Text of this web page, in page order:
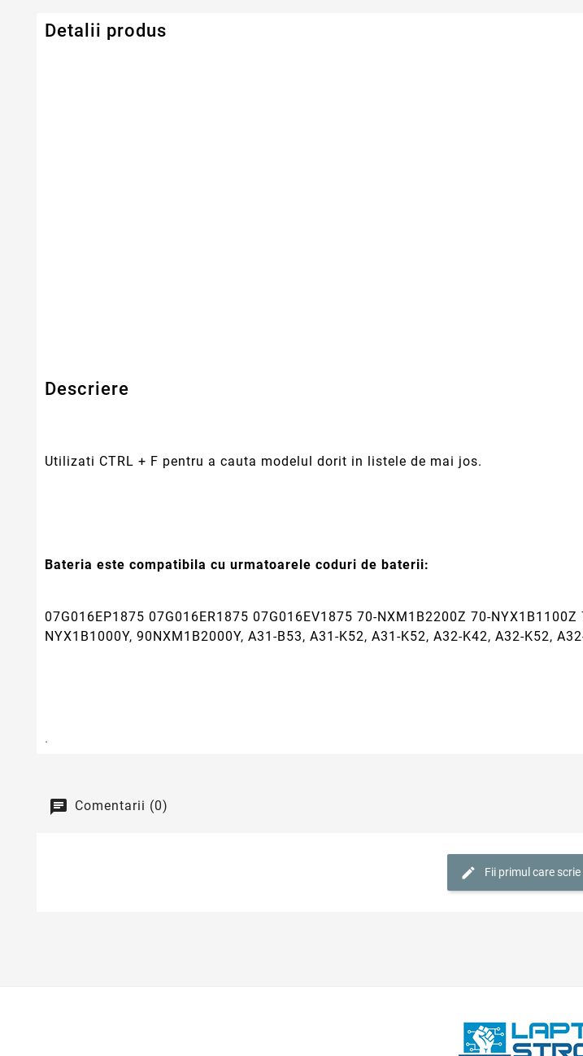
Detalii produs
Descriere
Utilizati CTRL + F pentru a cauta modelul dorit in listele de mai jos.
Bateria este compatibila cu urmatoarele coduri de baterii:
07G016EP1875 07G016ER1875 07G016EV1875 70-NXM1B2200Z 70-
NYX1B1000Y, 90NXM1B2000Y, A31-B53, A31-K52, A31-K52, A32-K42, A32-K52,
.
Comentarii (0)
Fii primul care scrie